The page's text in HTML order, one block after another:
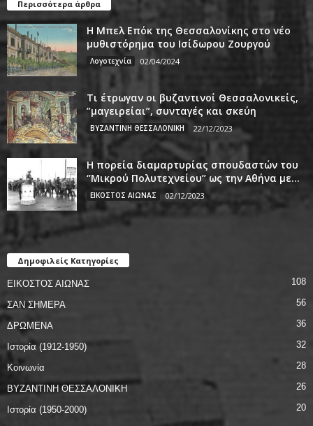
Περισσότερα άρθρα
Η Μπελ Επόκ της Θεσσαλονίκης στο νέο
μυθιστόρημα του Ισίδωρου Ζουργού
Λογοτεχνία 02/04/2024
Τι έτρωγαν οι βυζαντινοί Θεσσαλονικείς,
”μαγειρείαι”, συνταγές και σκεύη
ΒΥΖΑΝΤΙΝΗ ΘΕΣΣΑΛΟΝΙΚΗ 22/12/2023
Η πορεία διαμαρτυρίας σπουδαστών του
‘’Μικρού Πολυτεχνείου’’ ως την Αθήνα με...
ΕΙΚΟΣΤΟΣ ΑΙΩΝΑΣ 02/12/2023
Δημοφιλείς Κατηγορίες
ΕΙΚΟΣΤΟΣ ΑΙΩΝΑΣ 108
ΣΑΝ ΣΗΜΕΡΑ 56
ΔΡΩΜΕΝΑ 36
Ιστορία (1912-1950) 32
Κοινωνία 28
ΒΥΖΑΝΤΙΝΗ ΘΕΣΣΑΛΟΝΙΚΗ 26
Ιστορία (1950-2000) 20